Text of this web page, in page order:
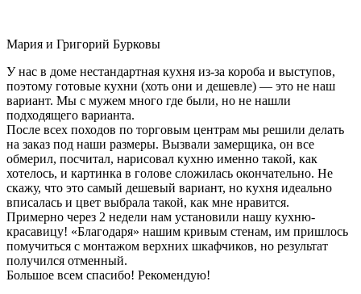
Мария и Григорий Бурковы
У нас в доме нестандартная кухня из-за короба и выступов,
поэтому готовые кухни (хоть они и дешевле) — это не наш
вариант. Мы с мужем много где были, но не нашли
подходящего варианта.
После всех походов по торговым центрам мы решили делать
на заказ под наши размеры. Вызвали замерщика, он все
обмерил, посчитал, нарисовал кухню именно такой, как
хотелось, и картинка в голове сложилась окончательно. Не
скажу, что это самый дешевый вариант, но кухня идеально
вписалась и цвет выбрала такой, как мне нравится.
Примерно через 2 недели нам установили нашу кухню-
красавицу! «Благодаря» нашим кривым стенам, им пришлось
помучиться с монтажом верхних шкафчиков, но результат
получился отменный.
Большое всем спасибо! Рекомендую!